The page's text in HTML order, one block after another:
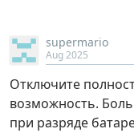
supermario
Aug 2025
Отключите
возможность.
при разряде